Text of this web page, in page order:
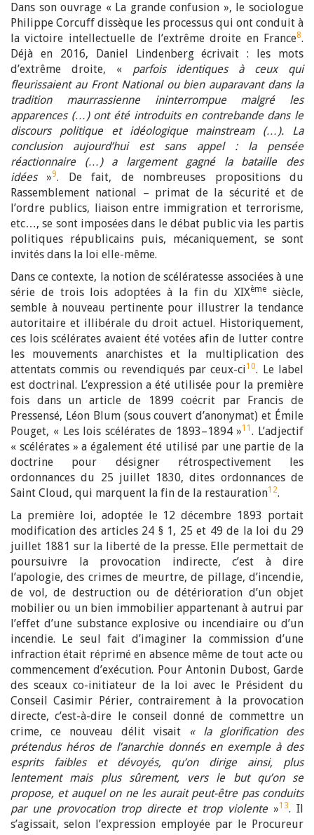
Dans son ouvrage « La grande confusion », le sociologue
Philippe Corcuff dissèque les processus qui ont conduit à
la victoire intellectuelle de l’extrême droite en France8.
Déjà en 2016, Daniel Lindenberg écrivait : les mots
d’extrême droite, « parfois identiques à ceux qui
fleurissaient au Front National ou bien auparavant dans la
tradition maurrassienne ininterrompue malgré les
apparences (…) ont été introduits en contrebande dans le
discours politique et idéologique mainstream (…). La
conclusion aujourd’hui est sans appel : la pensée
réactionnaire (…) a largement gagné la bataille des
idées»9. De fait, de nombreuses propositions du
Rassemblement national – primat de la sécurité et de
l’ordre publics, liaison entre immigration et terrorisme,
etc…, se sont imposées dans le débat public via les partis
politiques républicains puis, mécaniquement, se sont
invités dans la loi elle-même.
Dans ce contexte, la notion de scélératesse associées à une
série de trois lois adoptées à la fin du XIXème
siècle,
semble à nouveau pertinente pour illustrer la tendance
autoritaire et illibérale du droit actuel. Historiquement,
ces lois scélérates avaient été votées afin de lutter contre
les mouvements anarchistes et la multiplication des
attentats commis ou revendiqués par ceux-ci10. Le label
est doctrinal. L’expression a été utilisée pour la première
fois dans un article de 1899 coécrit par Francis de
Pressensé, Léon Blum (sous couvert d’anonymat) et Émile
Pouget, « Les lois scélérates de 1893–1894 »11 . L’adjectif
« scélérates » a également été utilisé par une partie de la
doctrine pour désigner rétrospectivement les
ordonnances du 25 juillet 1830, dites ordonnances de
Saint Cloud, qui marquent la fin de la restauration12.
La première loi, adoptée le 12 décembre 1893 portait
modification des articles 24 § 1, 25 et 49 de la loi du 29
juillet 1881 sur la liberté de la presse. Elle permettait de
poursuivre la provocation indirecte, c’est à dire
l’apologie, des crimes de meurtre, de pillage, d’incendie,
de vol, de destruction ou de détérioration d’un objet
mobilier ou un bien immobilier appartenant à autrui par
l’effet d’une substance explosive ou incendiaire ou d’un
incendie. Le seul fait d’imaginer la commission d’une
infraction était réprimé en absence même de tout acte ou
commencement d’exécution. Pour Antonin Dubost, Garde
des sceaux co-initiateur de la loi avec le Président du
Conseil Casimir Périer, contrairement à la provocation
directe, c’est-à-dire le conseil donné de commettre un
crime, ce nouveau délit visait « la glorification des
prétendus héros de l’anarchie donnés en exemple à des
esprits faibles et dévoyés, qu’on dirige ainsi, plus
lentement mais plus sûrement, vers le but qu’on se
propose, et auquel on ne les aurait peut-être pas conduits
par une provocation trop directe et trop violente»13. Il
s’agissait, selon l’expression employée par le Procureur